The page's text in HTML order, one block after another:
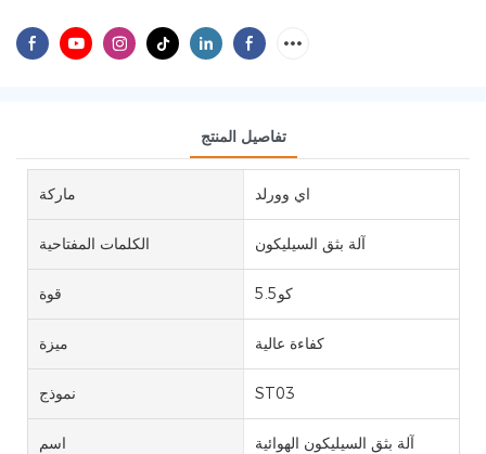
تفاصيل المنتج
ماركة اي وورلد
الكلمات المفتاحية آلة بثق السيليكون
قوة كو5.5
ميزة كفاءة عالية
نموذج ST03
اسم آلة بثق السيليكون الهوائية